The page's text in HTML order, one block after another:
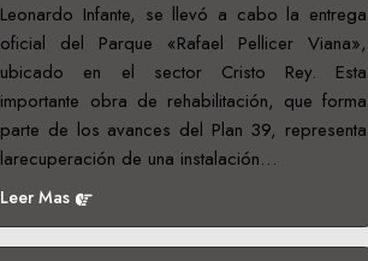
Leonardo Infante, se llevó a cabo la entrega
oficial del Parque «Rafael Pellicer Viana»,
ubicado en el sector Cristo Rey. Esta
importante obra de rehabilitación, que forma
parte de los avances del Plan 39, representa
larecuperación de una instalación…
Leer Mas